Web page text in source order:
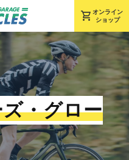
shopping_cart オンライン
ショップ
・グロー